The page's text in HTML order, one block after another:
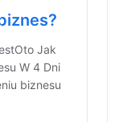
Jak
W 4 Dni
biznesu